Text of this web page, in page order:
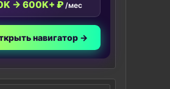
→ 600K+ ₽ /мес
навигатор →